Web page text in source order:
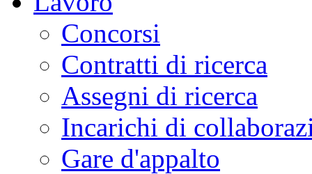
Concorsi
Contratti di ricerca
Assegni di ricerca
Incarichi di
Gare d'appalto